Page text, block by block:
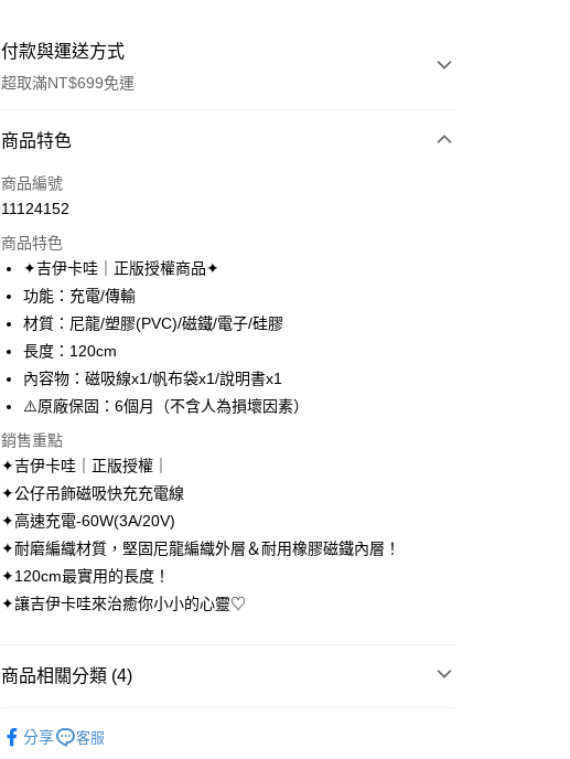
付款與運送方式
超取滿NT$699免運
付款方式
信用卡一次付款
LINE Pay
Apple Pay
街口支付
悠遊付
相關說明
【關於「AFTEE先享後付」】
AFTEE先享後付是「在收到商品之後才付款」的支付方式。 讓您購物簡單
便利好安心！
１．簡單：不需註冊會員、不需綁卡、不需儲值。
２．便利：只要手機號碼，簡訊認證，即可結帳。
３．安心：先確認商品／服務後，再付款。
【「AFTEE先享後付」結帳流程】
２．訂單成立數日內，您將收到繳費通知簡訊。
※ 請注意：結帳手續完成當下不需立刻繳費，但若您需要取消訂單，請聯
絡購買商品的店家。未經商家同意取消之訂單仍視為有效，需透過AFTEE
ATM付款
運送方式
全家取貨付款
付款後全家取貨
7-11取貨付款
商品特色
商品編號
11124152
商品特色
✦吉伊卡哇｜正版授權商品✦
功能：充電/傳輸
材質：尼龍/塑膠(PVC)/磁鐵/電子/硅膠
長度：120cm
內容物：磁吸線x1/帆布袋x1/說明書x1
⚠️原廠保固：6個月（不含人為損壞因素）
銷售重點
✦吉伊卡哇｜正版授權｜
✦公仔吊飾磁吸快充充電線
✦高速充電-60W(3A/20V)
✦耐磨編織材質，堅固尼龍編織外層＆耐用橡膠磁鐵內層！
✦120cm最實用的長度！
✦讓吉伊卡哇來治癒你小小的心靈♡
商品相關分類 (4)
分享 客服